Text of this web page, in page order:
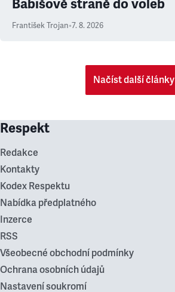
Babišově straně do voleb
František Trojan•7. 8. 2026
Načíst další články
Respekt
Redakce
Kontakty
Kodex Respektu
Nabídka předplatného
Inzerce
RSS
Všeobecné obchodní podmínky
Ochrana osobních údajů
Nastavení soukromí